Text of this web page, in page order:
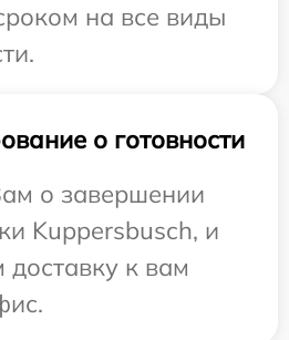
на все виды
о готовности
о завершении
Kuppersbusch, и
к вам